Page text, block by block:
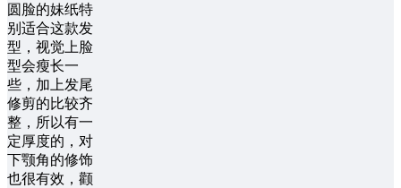
圆脸的妹纸特
别适合这款发
型，视觉上脸
型会瘦长一
些，加上发尾
修剪的比较齐
整，所以有一
定厚度的，对
下颚角的修饰
也很有效，颧